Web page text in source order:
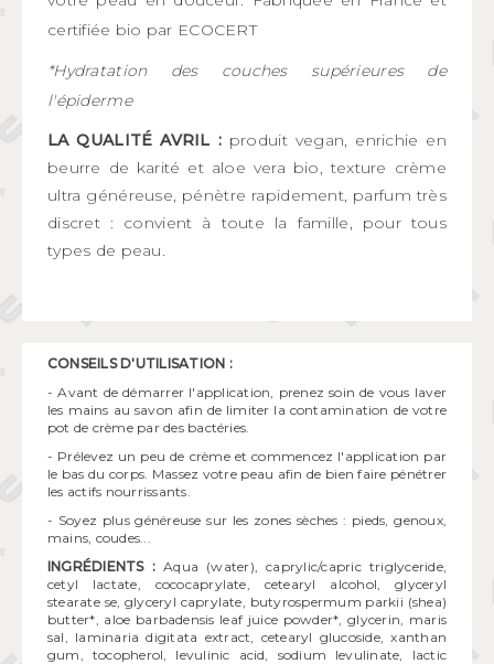
certifiée bio par ECOCERT
*Hydratation des couches supérieures de
l'épiderme
LA QUALITÉ AVRIL :produit vegan, enrichie en
beurre de karité et aloe vera bio, texture crème
ultra généreuse, pénètre rapidement, parfum très
discret : convient à toute la famille, pour tous
types de peau.
CONSEILS D'UTILISATION :
- Avant de démarrer l'application, prenez soin de vous laver
les mains au savon afin de limiter la contamination de votre
pot de crème par des bactéries.
- Prélevez un peu de crème et commencez l'application par
le bas du corps. Massez votre peau afin de bien faire pénétrer
les actifs nourrissants.
- Soyez plus généreuse sur les zones sèches : pieds, genoux,
mains, coudes...
INGRÉDIENTS :Aqua (water), caprylic/capric triglyceride,
cetyl lactate, cococaprylate, cetearyl alcohol, glyceryl
stearate se, glyceryl caprylate, butyrospermum parkii (shea)
butter*, aloe barbadensis leaf juice powder*, glycerin, maris
sal, laminaria digitata extract, cetearyl glucoside, xanthan
gum, tocopherol, levulinic acid, sodium levulinate, lactic